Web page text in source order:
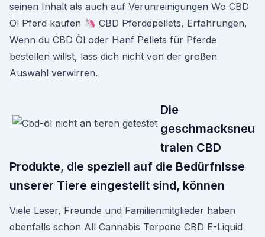
seinen Inhalt als auch auf Verunreinigungen Wo CBD
Öl Pferd kaufen 🦄 CBD Pferdepellets, Erfahrungen,
Wenn du CBD Öl oder Hanf Pellets für Pferde
bestellen willst, lass dich nicht von der großen
Auswahl verwirren.
Die
geschmacksneu
tralen CBD
Produkte, die speziell auf die Bedürfnisse
unserer Tiere eingestellt sind, können
Viele Leser, Freunde und Familienmitglieder haben
ebenfalls schon All Cannabis Terpene CBD E-Liquid